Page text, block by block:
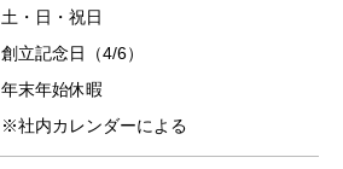
土・日・祝日
創立記念日（4/6）
年末年始休暇
※社内カレンダーによる